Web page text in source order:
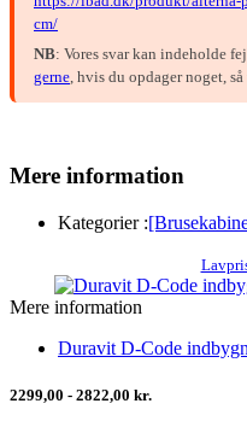
cm/
NB: Vores svar kan indeholde
gerne, hvis du opdager noget,
Mere information
Kategorier :
Mere information
Duravit D-Code
2299,00 - 2822,00 kr.